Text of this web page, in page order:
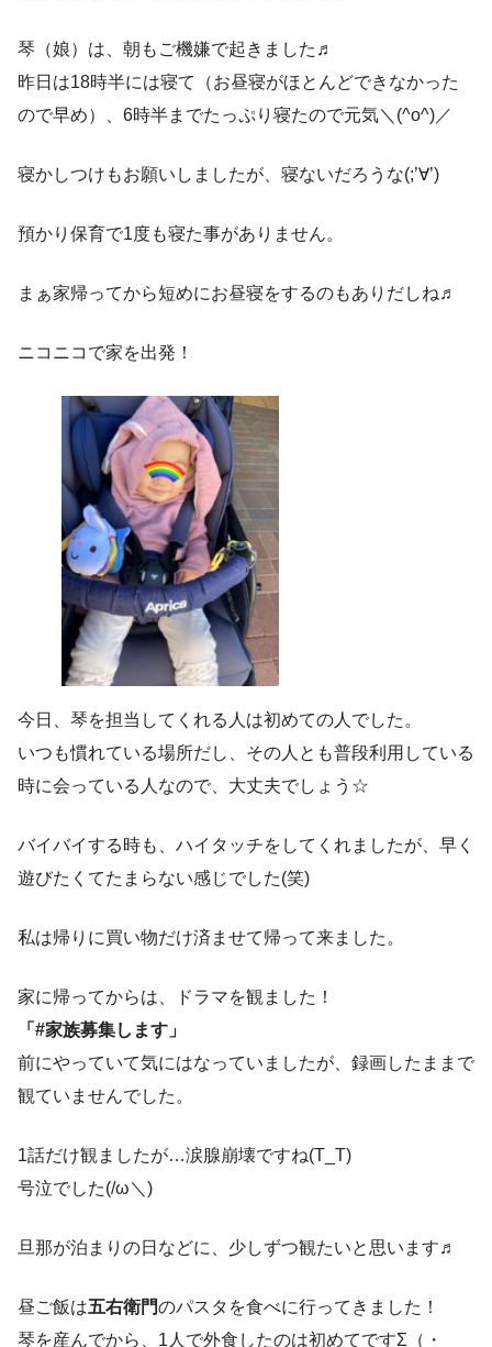
琴（娘）は、朝もご機嫌で起きました♬
昨日は18時半には寝て（お昼寝がほとんどできなかった
ので早め）、6時半までたっぷり寝たので元気＼(^o^)／
寝かしつけもお願いしましたが、寝ないだろうな(;’∀’)
預かり保育で1度も寝た事がありません。
まぁ家帰ってから短めにお昼寝をするのもありだしね♬
ニコニコで家を出発！
今日、琴を担当してくれる人は初めての人でした。
いつも慣れている場所だし、その人とも普段利用している
時に会っている人なので、大丈夫でしょう☆
バイバイする時も、ハイタッチをしてくれましたが、早く
遊びたくてたまらない感じでした(笑)
私は帰りに買い物だけ済ませて帰って来ました。
家に帰ってからは、ドラマを観ました！
「#家族募集します」
前にやっていて気にはなっていましたが、録画したままで
観ていませんでした。
1話だけ観ましたが…涙腺崩壊ですね(T_T)
号泣でした(/ω＼)
旦那が泊まりの日などに、少しずつ観たいと思います♬
昼ご飯は五右衛門のパスタを食べに行ってきました！
琴を産んでから、1人で外食したのは初めてですΣ（・